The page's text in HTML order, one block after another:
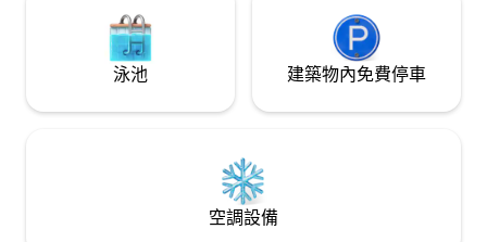
泳池 建築物內免費停車
空調設備